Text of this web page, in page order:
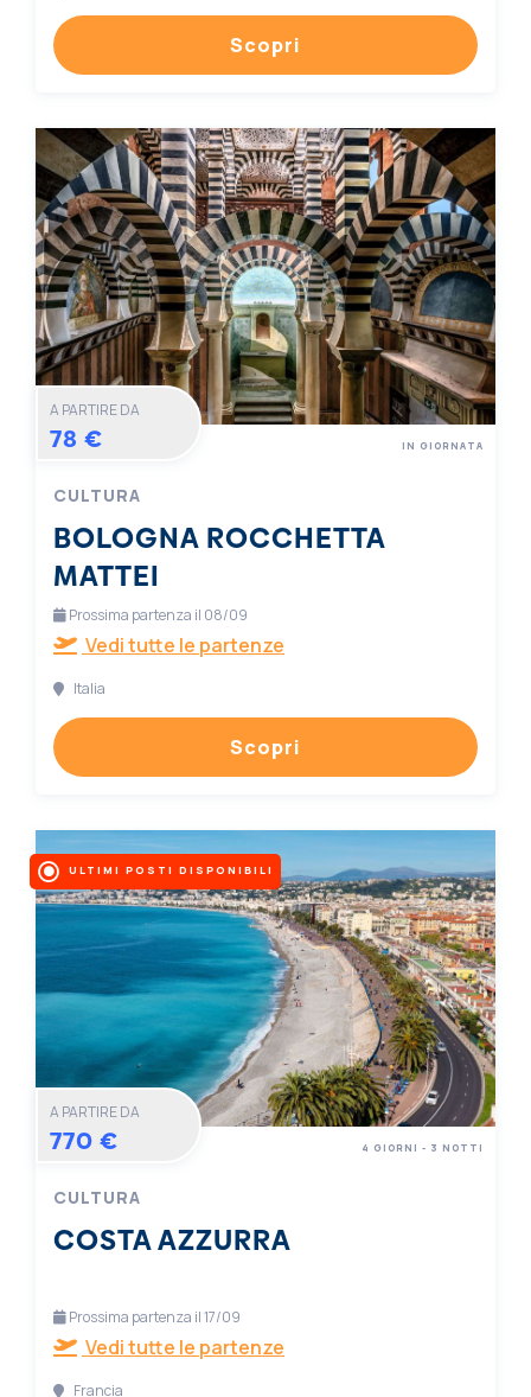
Scopri
A PARTIRE DA
78 €
CULTURA
BOLOGNA ROCCHETTA
MATTEI
IN GIORNATA
Prossima partenza il 08/09
Vedi tutte le partenze
Italia
Scopri
ULTIMI POSTI DISPONIBILI
A PARTIRE DA
770 €
CULTURA
COSTA AZZURRA
4 GIORNI - 3 NOTTI
Prossima partenza il 17/09
Vedi tutte le partenze
Francia